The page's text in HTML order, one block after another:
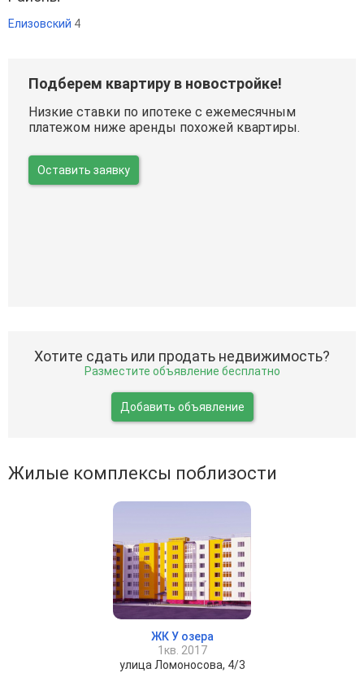
Елизовский 4
Подберем квартиру в новостройке!
Низкие ставки по ипотеке с ежемесячным
платежом ниже аренды похожей квартиры.
Оставить заявку
Хотите сдать или продать недвижимость?
Разместите объявление бесплатно
Добавить объявление
Жилые комплексы поблизости
ЖК У озера
1кв. 2017
улица Ломоносова, 4/3